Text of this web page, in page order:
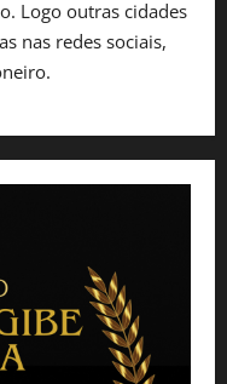
Logo outras cidades
nas redes sociais,